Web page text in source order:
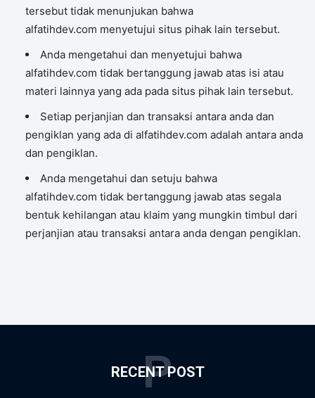
tersebut tidak menunjukan bahwa
alfatihdev.com menyetujui situs pihak lain tersebut.
Anda mengetahui dan menyetujui bahwa
alfatihdev.com tidak bertanggung jawab atas isi atau
materi lainnya yang ada pada situs pihak lain tersebut.
Setiap perjanjian dan transaksi antara anda dan
pengiklan yang ada di alfatihdev.com adalah antara anda
dan pengiklan.
Anda mengetahui dan setuju bahwa
alfatihdev.com tidak bertanggung jawab atas segala
bentuk kehilangan atau klaim yang mungkin timbul dari
perjanjian atau transaksi antara anda dengan pengiklan.
RECENT POST
P